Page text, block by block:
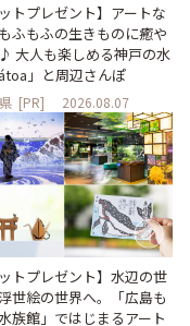
ットプレゼント】アートな
ふもふの生きものに癒や
大人も楽しめる神戸の水
」と周辺さんぽ
[PR] 2026.08.07
ットプレゼント】水辺の世
世絵の世界へ。「広島も
族館」ではじまるアート